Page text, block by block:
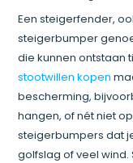
Een steigerfender,
steigerbumper
die kunnen ontstaan
stootwillen kopen
bescherming,
hangen, of nét niet
steigerbumpers dat
golfslag of veel